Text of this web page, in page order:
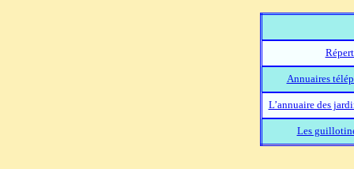
Annuaires
L’annuaire des
Les